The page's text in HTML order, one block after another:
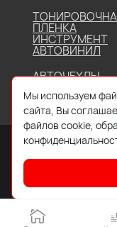
ПЛЕНКА
ИНСТРУМЕНТ
АВТОВИНИЛ
АВТОЧЕХЛЫ
2026 © Все права
Мы используем
сайта, Вы
файлов cookie,